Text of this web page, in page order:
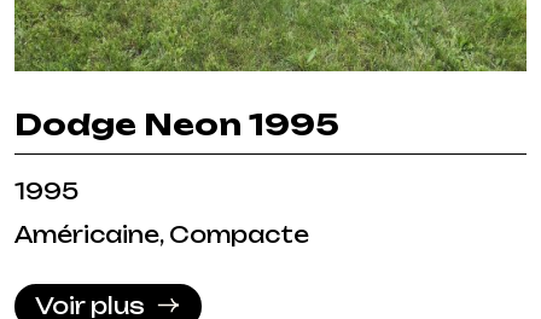
Dodge Neon 1995
1995
Américaine, Compacte
Voir plus